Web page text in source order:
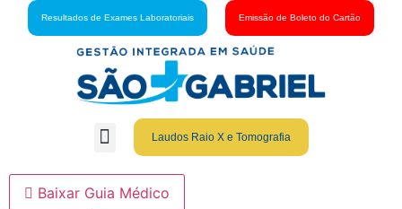
Resultados de Exames Laboratoriais Emissão de Boleto do Cartão
Laudos Raio X e Tomografia
Baixar Guia Médico